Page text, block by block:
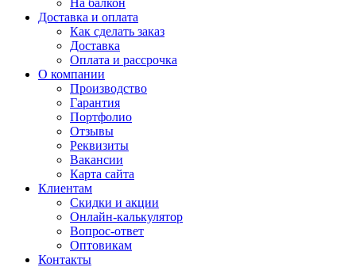
На балкон
Доставка и оплата
Как сделать заказ
Доставка
Оплата и рассрочка
О компании
Производство
Гарантия
Портфолио
Отзывы
Реквизиты
Вакансии
Карта сайта
Клиентам
Скидки и акции
Онлайн-калькулятор
Вопрос-ответ
Оптовикам
Контакты